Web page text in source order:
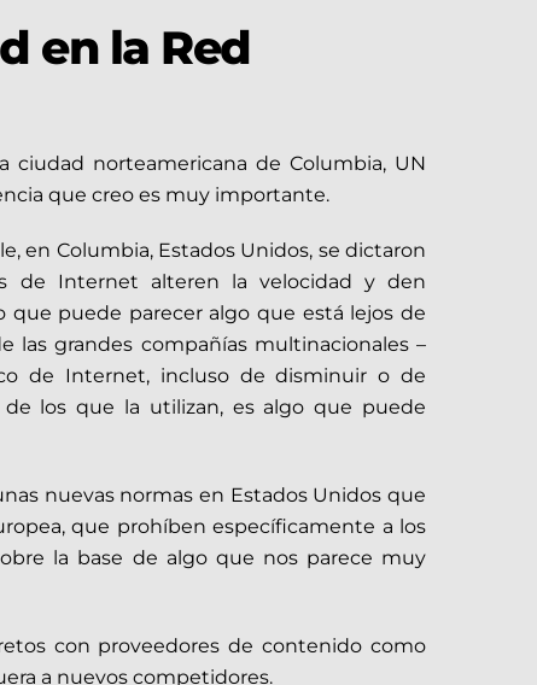
en la Red
ciudad norteamericana de Columbia, UN
que creo es muy importante.
en Columbia, Estados Unidos, se dictaron
de Internet alteren la velocidad y den
que puede parecer algo que está lejos de
grandes compañías multinacionales –
de Internet, incluso de disminuir o de
los que la utilizan, es algo que puede
nuevas normas en Estados Unidos que
que prohíben específicamente a los
la base de algo que nos parece muy
con proveedores de contenido como
a nuevos competidores.